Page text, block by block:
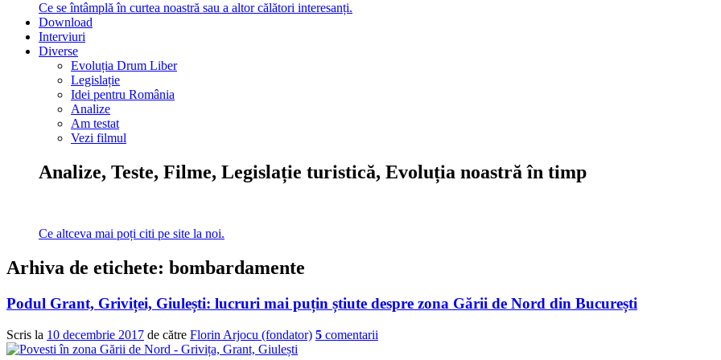
Ce se întâmplă în curtea noastră sau a altor călători interesanți.
Download
Interviuri
Diverse
Evoluția Drum Liber
Legislație
Idei pentru România
Analize
Am testat
Vezi filmul
Analize, Teste, Filme, Legislație turistică, Evoluția noastră în timp
Ce altceva mai poți citi pe site la noi.
Arhiva de etichete: bombardamente
Podul Grant, Griviței, Giulești: lucruri mai puțin știute despre zona Gării de Nord din București
Scris la 10 decembrie 2017 de către Florin Arjocu (fondator) 5 comentarii